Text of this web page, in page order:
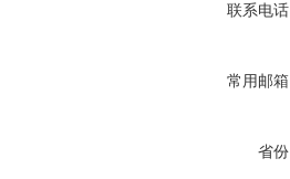
联系电
常用邮
省